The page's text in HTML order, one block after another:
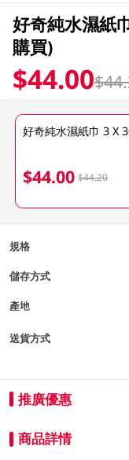
好奇純水濕紙
購買)
$44.00
$44.00 $44.20
規格
儲存方式
產地
送貨方式
推廣優惠
商品詳情